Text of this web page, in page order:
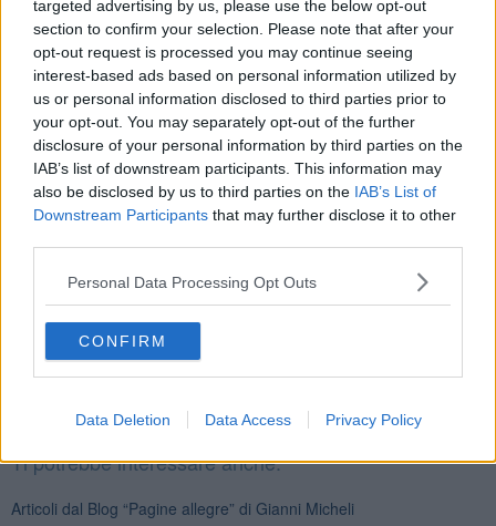
targeted advertising by us, please use the below opt-out
section to confirm your selection. Please note that after your
opt-out request is processed you may continue seeing
interest-based ads based on personal information utilized by
us or personal information disclosed to third parties prior to
your opt-out. You may separately opt-out of the further
disclosure of your personal information by third parties on the
IAB’s list of downstream participants. This information may
also be disclosed by us to third parties on the IAB’s List of
Downstream Participants that may further disclose it to other
Personal Data Processing Opt Outs
CONFIRM
Data Deletion Data Access Privacy Policy
un Gianni, insomma, tra quei Micheli. Mi sarei definitivamente
rivelato alla città e, insieme, alla nazione.
C’ero: ne fui orgoglioso. Peccato non averlo conservato. Te l’avrei
mostrato!
Dimenticavo: l’immagine non rende, l’ho fatta fare all’intelligenza
artificiale. E questo mi ricorda che non ho mai scattato una foto al
mio elenco telefonico… ho fatto male!
Gianni Micheli
Se vuoi leggere le notizie principali della Toscana iscriviti alla
Newsletter QUInews - ToscanaMedia.Arriva gratis tutti i giorni
Basta cliccare QUI
Ti potrebbe interessare anche:
Articoli dal Blog “Pagine allegre” di Gianni Micheli